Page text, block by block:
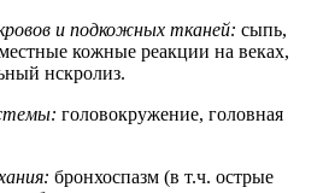
и подкожных тканей: сыпь,
кожные реакции на веках,
нскролиз.
головокружение, головная
бронхоспазм (в т.ч. острые